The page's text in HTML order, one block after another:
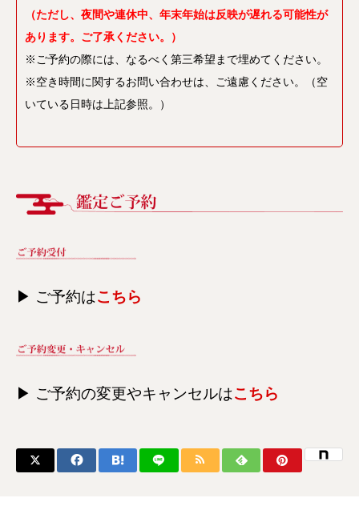
（ただし、夜間や連休中、年末年始は反映が遅れる可能性が
あります。ご了承ください。）
※ご予約の際には、なるべく第三希望まで埋めてください。
※空き時間に関するお問い合わせは、ご遠慮ください。
（空
いている日時は上記参照。）
▶ ご予約はこちら
▶ ご予約の変更やキャンセルはこちら